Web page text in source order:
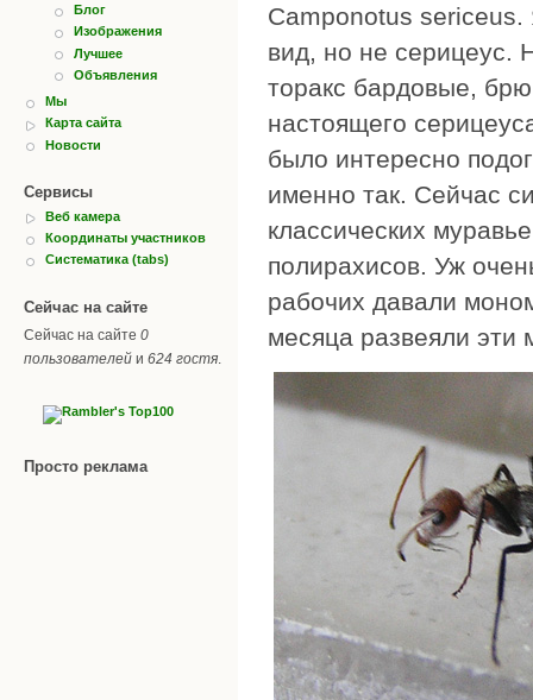
Блог
Изображения
Лучшее
Объявления
Мы
Карта сайта
Новости
Сервисы
Веб камера
Координаты участников
Систематика (tabs)
Сейчас на сайте
Сейчас на сайте 0
пользователей и 624 гостя
Просто реклама
Camponotus sericeus.
вид, но не серицеус.
торакс бардовые,
настоящего
было интересно
именно так. Сейчас
классических
полирахисов. Уж
рабочих давали
месяца развеяли эти